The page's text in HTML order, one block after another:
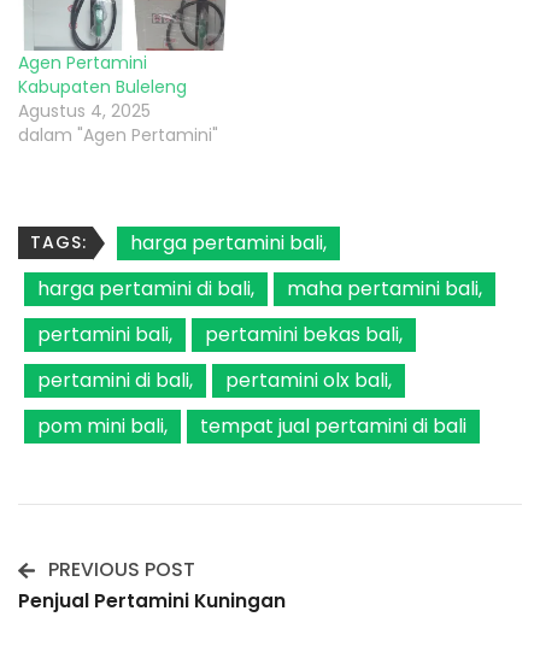
Agen Pertamini
Kabupaten Buleleng
Agustus 4, 2025
dalam "Agen Pertamini"
TAGS:
harga pertamini bali
harga pertamini di bali
maha pertamini bali
pertamini bali
pertamini bekas bali
pertamini di bali
pertamini olx bali
pom mini bali
tempat jual pertamini di bali
Post
PREVIOUS POST
Penjual Pertamini Kuningan